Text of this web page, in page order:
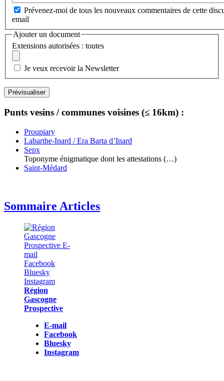
Prévenez-moi de tous les nouveaux commentaires de cette
email
Ajouter un document
Extensions autorisées : toutes
Je veux recevoir la Newsletter
Punts vesins / communes voisines (≤ 16km) :
Proupiary
Labarthe-Inard / Era Barta d’Inard
Sepx
Toponyme énigmatique dont les attestations (…)
Saint-Médard
Sommaire Articles
Région
Gascogne
Prospective
E-mail
Facebook
Bluesky
Instagram